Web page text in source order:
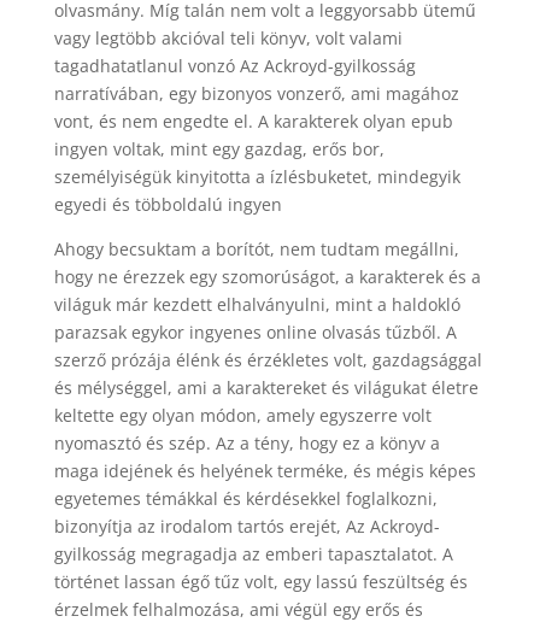
olvasmány. Míg talán nem volt a leggyorsabb ütemű
vagy legtöbb akcióval teli könyv, volt valami
tagadhatatlanul vonzó Az Ackroyd-gyilkosság
narratívában, egy bizonyos vonzerő, ami magához
vont, és nem engedte el. A karakterek olyan epub
ingyen voltak, mint egy gazdag, erős bor,
személyiségük kinyitotta a ízlésbuketet, mindegyik
egyedi és többoldalú ingyen
Ahogy becsuktam a borítót, nem tudtam megállni,
hogy ne érezzek egy szomorúságot, a karakterek és a
világuk már kezdett elhalványulni, mint a haldokló
parazsak egykor ingyenes online olvasás tűzből. A
szerző prózája élénk és érzékletes volt, gazdagsággal
és mélységgel, ami a karaktereket és világukat életre
keltette egy olyan módon, amely egyszerre volt
nyomasztó és szép. Az a tény, hogy ez a könyv a
maga idejének és helyének terméke, és mégis képes
egyetemes témákkal és kérdésekkel foglalkozni,
bizonyítja az irodalom tartós erejét, Az Ackroyd-
gyilkosság megragadja az emberi tapasztalatot. A
történet lassan égő tűz volt, egy lassú feszültség és
érzelmek felhalmozása, ami végül egy erős és